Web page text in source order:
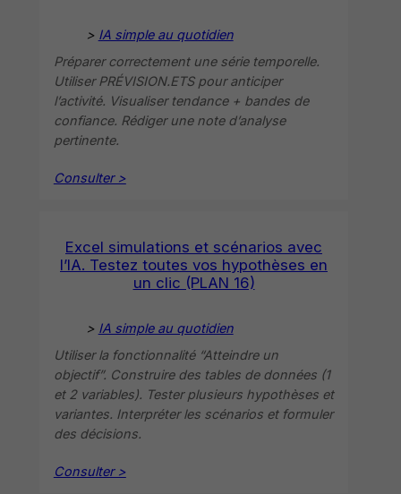
> IA simple au quotidien
Préparer correctement une série temporelle.
Utiliser PRÉVISION.ETS pour anticiper
l’activité. Visualiser tendance + bandes de
confiance. Rédiger une note d’analyse
pertinente.
Consulter >
Excel simulations et scénarios avec
l’IA. Testez toutes vos hypothèses en
un clic (PLAN 16)
> IA simple au quotidien
Utiliser la fonctionnalité “Atteindre un
objectif”. Construire des tables de données (1
et 2 variables). Tester plusieurs hypothèses et
variantes. Interpréter les scénarios et formuler
des décisions.
Consulter >